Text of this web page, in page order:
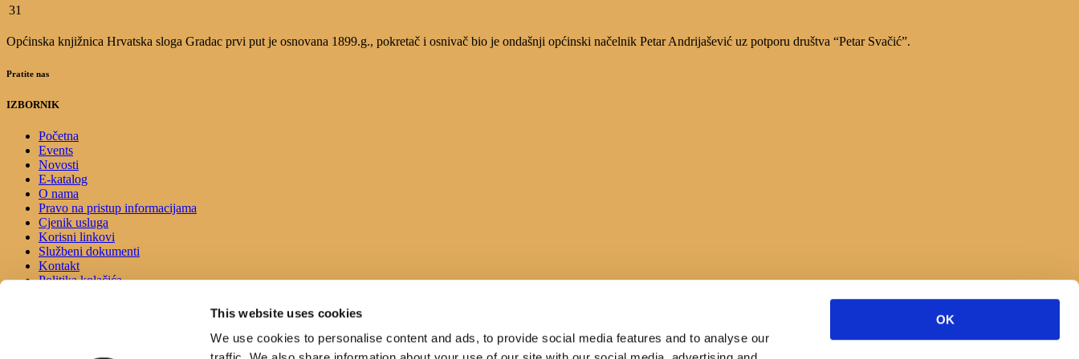
This website uses cookies
We use cookies to personalise content and ads, to provide social media features and to analyse our
OK
31
Općinska knjižnica Hrvatska sloga Gradac prvi put je osnovana 1899.g., pokretač i osnivač bio je ondašnji općinski načelnik Petar Andrijašević uz potporu društva “Petar Svačić”.
Pratite nas
IZBORNIK
Početna
Events
Novosti
E-katalog
O nama
Pravo na pristup informacijama
Cjenik usluga
Korisni linkovi
Službeni dokumenti
Kontakt
Politika kolačića